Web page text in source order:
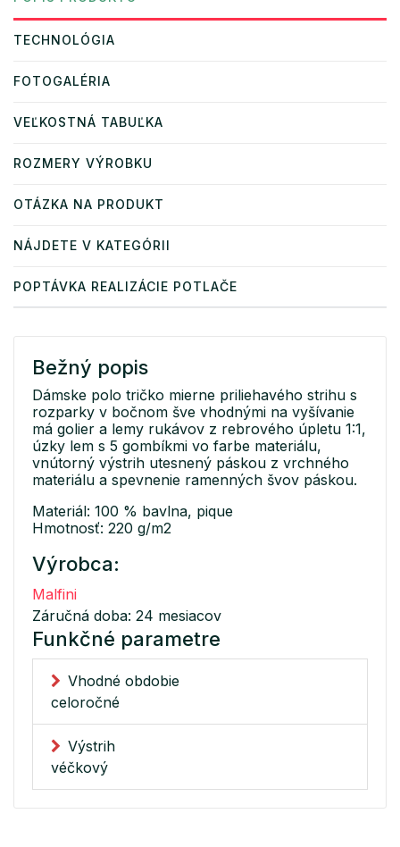
TECHNOLÓGIA
FOTOGALÉRIA
VEĽKOSTNÁ TABUĽKA
ROZMERY VÝROBKU
OTÁZKA NA PRODUKT
NÁJDETE V KATEGÓRII
POPTÁVKA REALIZÁCIE POTLAČE
Bežný popis
Dámske polo tričko mierne priliehavého strihu s
rozparky v bočnom šve vhodnými na vyšívanie
má golier a lemy rukávov z rebrového úpletu 1:1,
úzky lem s 5 gombíkmi vo farbe materiálu,
vnútorný výstrih utesnený páskou z vrchného
materiálu a spevnenie ramenných švov páskou.
Materiál: 100 % bavlna, pique
Hmotnosť: 220 g/m2
Výrobca:
Malfini
Záručná doba: 24 mesiacov
Funkčné parametre
Vhodné obdobie
celoročné
Výstrih
véčkový